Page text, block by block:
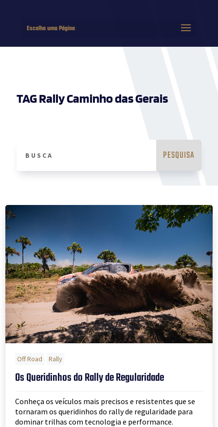
Escolha uma Página
TAG Rally Caminho das Gerais
Off Road Rally
Os Queridinhos do Rally de Regularidade
Conheça os veículos mais precisos e resistentes que se
tornaram os queridinhos do rally de regularidade para
dominar trilhas com tecnologia e performance.